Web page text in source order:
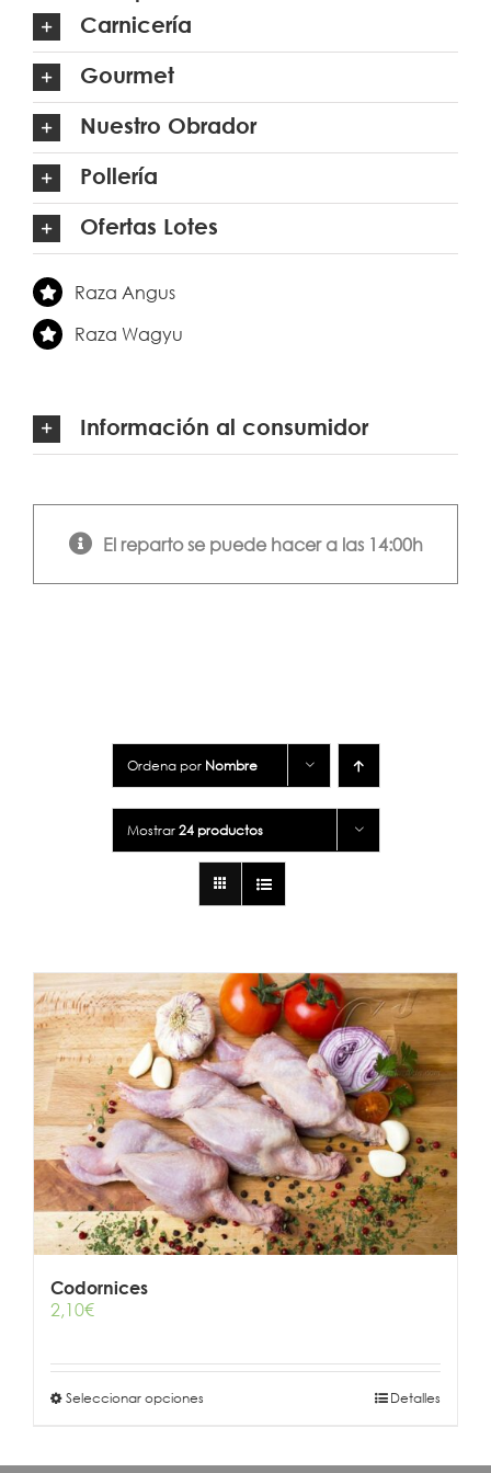
Ordena por Nombre
Mostrar24 productos
Codornices
2,10€
Seleccionar opciones
múltiples
Detalles
Carnicería
Gourmet
Nuestro Obrador
Pollería
Ofertas Lotes
Raza Angus
Raza Wagyu
Información al consumidor
El reparto se puede hacer a las 14:00h